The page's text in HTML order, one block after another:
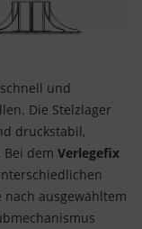
und
Die Stelzlager
druckstabil,
dem Verlegefix
nach ausgewähltem